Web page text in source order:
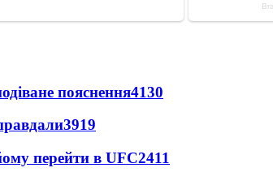
пояснення4130
3919
перейти в UFC2411